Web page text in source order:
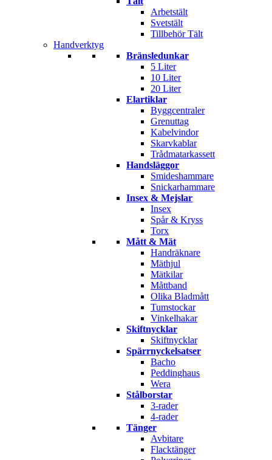
Arbetstält
Svetstält
Tillbehör Tält
Handverktyg
Bränsledunkar
5 Liter
10 Liter
20 Liter
Elartiklar
Byggcentraler
Grenuttag
Kabelvindor
Skarvkablar
Trådmatarkassett
Handsläggor
Smideshammare
Snickarhammare
Insex & Mejslar
Insex
Spår & Kryss
Torx
Mått & Mät
Handräknare
Mäthjul
Mätkilar
Måttband
Olika Bladmått
Tumstockar
Vinkelhakar
Skiftnycklar
Skiftnycklar
Spärrnyckelsatser
Bacho
Peddinghaus
Wera
Stålborstar
3-rader
4-rader
Tänger
Avbitare
Flacktänger